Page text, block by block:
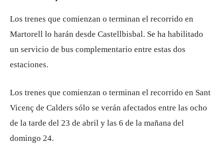
Los trenes que comienzan o terminan el recorrido en
Martorell lo harán desde Castellbisbal. Se ha habilitado
un servicio de bus complementario entre estas dos
estaciones.
Los trenes que comienzan o terminan el recorrido en Sant
Vicenç de Calders sólo se verán afectados entre las ocho
de la tarde del 23 de abril y las 6 de la mañana del
domingo 24.